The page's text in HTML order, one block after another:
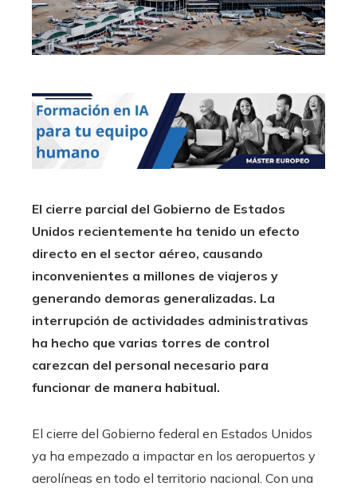
El cierre parcial del Gobierno de Estados
Unidos recientemente ha tenido un efecto
directo en el sector aéreo, causando
inconvenientes a millones de viajeros y
generando demoras generalizadas. La
interrupción de actividades administrativas
ha hecho que varias torres de control
carezcan del personal necesario para
funcionar de manera habitual.
El cierre del Gobierno federal en Estados Unidos
ya ha empezado a impactar en los aeropuertos y
aerolíneas en todo el territorio nacional. Con una